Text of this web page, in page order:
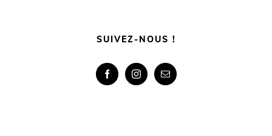
SUIVEZ-NOUS !